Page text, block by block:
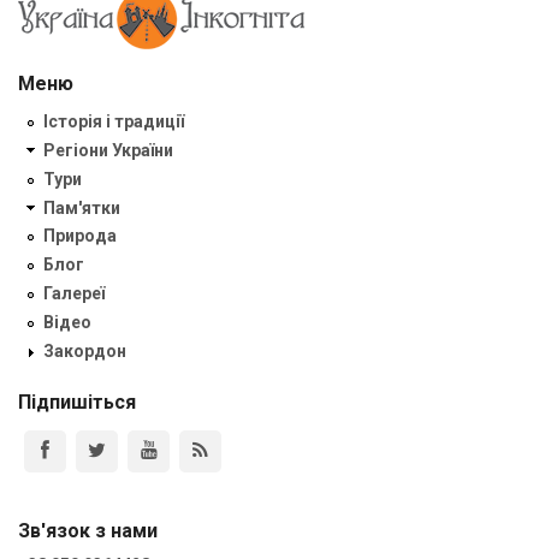
Меню
Історія і традиції
Регіони України
Тури
Пам'ятки
Природа
Блог
Галереї
Відео
Закордон
Підпишіться
Зв'язок з нами